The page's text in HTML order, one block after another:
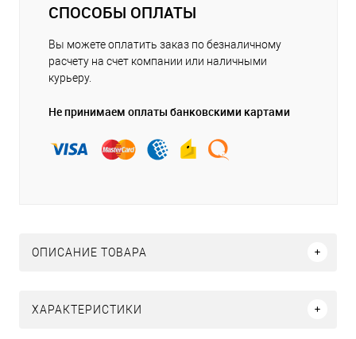
СПОСОБЫ ОПЛАТЫ
Вы можете оплатить заказ по безналичному
расчету на счет компании или наличными
курьеру.
Не принимаем оплаты банковскими картами
ОПИСАНИЕ ТОВАРА
ХАРАКТЕРИСТИКИ